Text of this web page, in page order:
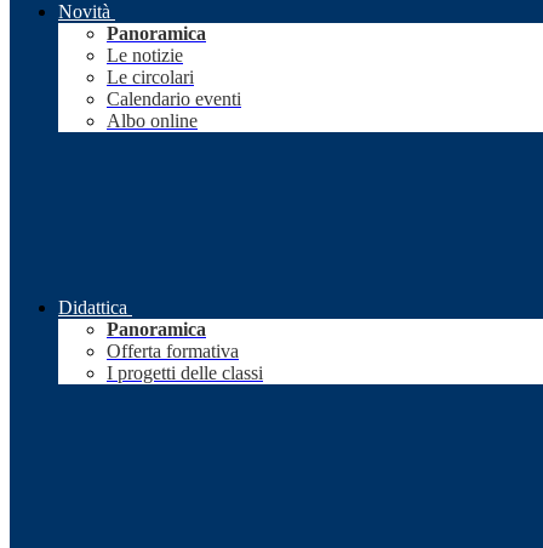
Novità
Panoramica
Le notizie
Le circolari
Calendario eventi
Albo online
Didattica
Panoramica
Offerta formativa
I progetti delle classi